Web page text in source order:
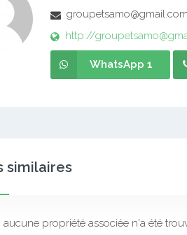
groupetsamo@gmail.com
http://
WhatsApp 1
similaires
aucune propriété associée n'a été